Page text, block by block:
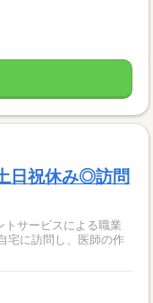
日祝休み◎訪問
サービスによる職業
宅に訪問し、医師の作